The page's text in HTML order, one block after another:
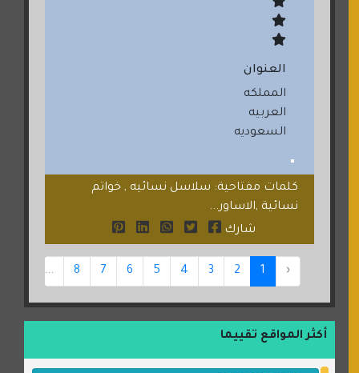
العنوان
المملكه
العربيه
السعوديه
كلمات مفتاحية: سلاسل نسائيه , خواتم
نسائية ,الاساور...
شارك
‹
1
2
3
4
5
6
7
8
...
أكثر المواقع تقييما